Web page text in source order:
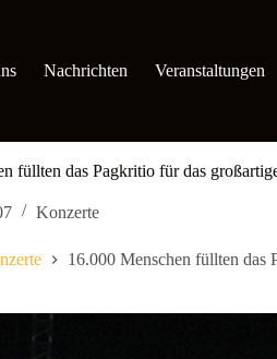
Nachrichten Veranstaltungen
füllten das Pagkritio für das
Konzerte
16.000 Menschen füllten das